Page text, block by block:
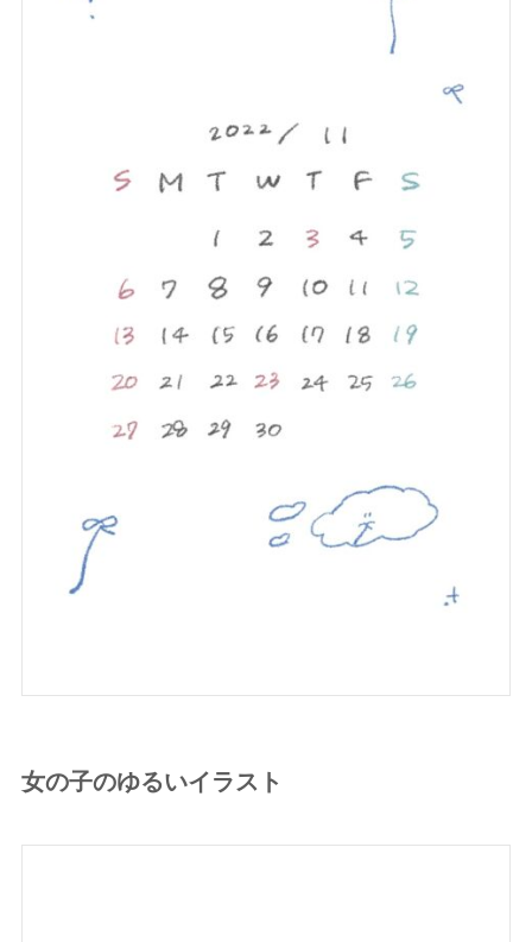
女の子のゆるいイラスト